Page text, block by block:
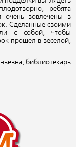
ребята
очень вовлечены в
Сделанные своими
с собой, чтобы
прошел в весёлой,
библиотекарь